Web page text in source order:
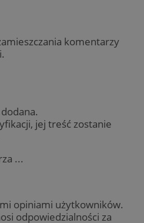
komentarzy
jej treść zostanie
...
opiniami użytkowników.
odpowiedzialności za